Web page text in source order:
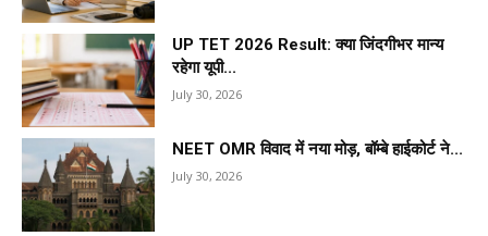
UP TET 2026 Result: क्या जिंदगीभर मान्य
रहेगा यूपी...
July 30, 2026
NEET OMR विवाद में नया मोड़, बॉम्बे हाईकोर्ट ने...
July 30, 2026